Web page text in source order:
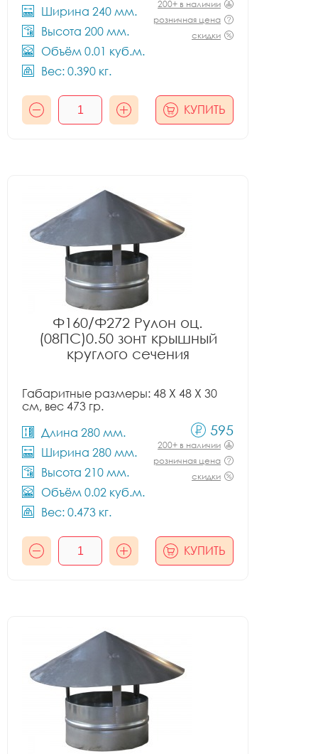
Ширина 240 мм.
Высота 200 мм.
Объём 0.01 куб.м.
Вес: 0.390 кг.
200+ в наличии
розничная цена
скидки
КУПИТЬ
Ф160/Ф272 Рулон оц.
(08ПС)0.50 зонт крышный
круглого сечения
Габаритные размеры: 48 X 48 X 30
см, вес 473 гр.
Длина 280 мм.
Ширина 280 мм.
Высота 210 мм.
Объём 0.02 куб.м.
Вес: 0.473 кг.
595
200+ в наличии
розничная цена
скидки
КУПИТЬ